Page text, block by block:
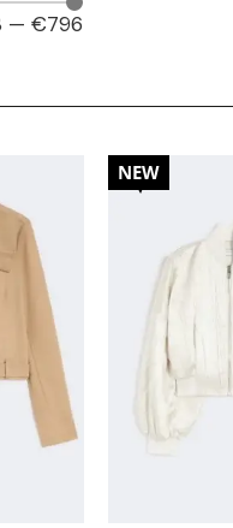
— €796
30%
NEW